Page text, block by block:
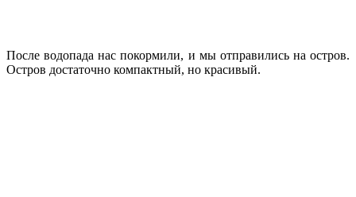
После водопада нас покормили, и мы отправились на остров.
Остров достаточно компактный, но красивый.